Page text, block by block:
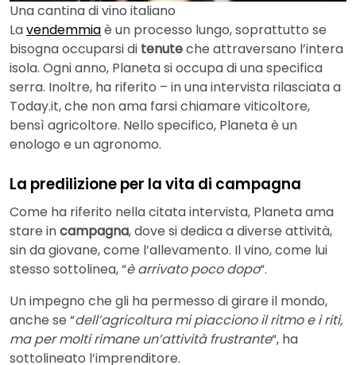
Una cantina di vino italiano
Lavendemmiaè un processo lungo, soprattutto se
bisogna occuparsi di tenuteche attraversano l’intera
isola. Ogni anno, Planeta si occupa di una specifica
serra. Inoltre, ha riferito – in una intervista rilasciata a
Today.it, che non ama farsi chiamare viticoltore,
bensì agricoltore. Nello specifico, Planeta è un
enologo e un agronomo.
La predilizione per la vita di campagna
Come ha riferito nella citata intervista, Planeta ama
stare incampagna, dove si dedica a diverse attività,
sin da giovane, come l’allevamento. Il vino, come lui
stesso sottolinea, “è arrivato poco dopo“.
Un impegno che gli ha permesso di girare il mondo,
anche se “dell’agricoltura mi piacciono il ritmo e i riti,
ma per molti rimane un’attività frustrante“, ha
sottolineato l’imprenditore.